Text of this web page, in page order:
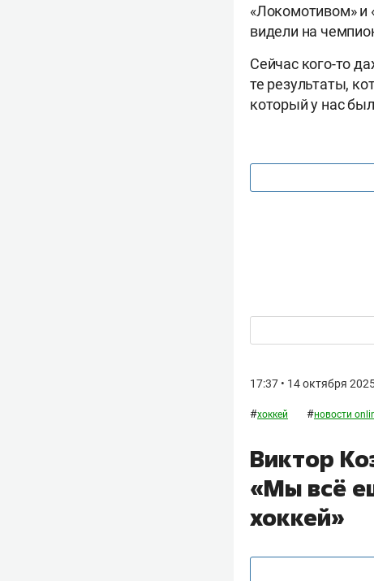
«Локомотивом» и
видели на
Сейчас кого-то
те результаты,
который у нас
17:37 • 14 октября
#хоккей #новости
Виктор
«Мы всё
хоккей»